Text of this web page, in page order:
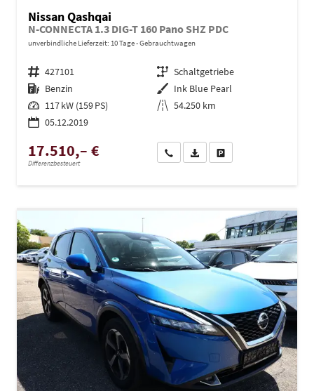
Nissan Qashqai
N-CONNECTA 1.3 DIG-T 160 Pano SHZ PDC
unverbindliche Lieferzeit: 10 Tage Gebrauchtwagen
Fahrzeugnr. 427101 Getriebe Schaltgetriebe
Kraftstoff Benzin Außenfarbe Ink Blue Pearl
Leistung 117 kW (159 PS) Kilometerstand 54.250 km
05.12.2019
17.510,– €
Differenzbesteuert
Wir rufen Sie anPDF-Datei, Fahrzeugexposé